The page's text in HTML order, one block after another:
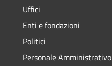
Uffici
Enti e fondazioni
Politici
Personale Amministrativo